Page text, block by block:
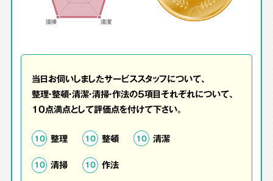
当日お伺いしましたサービススタッフについて、
整理・整頓・清潔・清掃・作法の5項目それぞれについて、
10点満点として評価点を付けて下さい。
10 整理 10 整頓 10 清潔
10 清掃 10 作法